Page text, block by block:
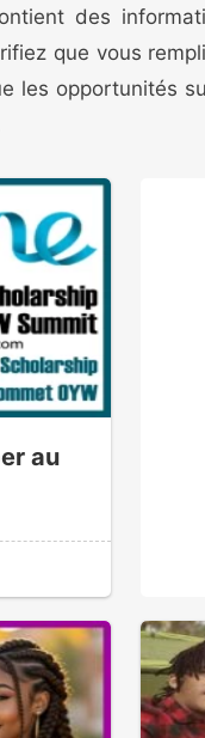
des
que vous
les opportunités
au